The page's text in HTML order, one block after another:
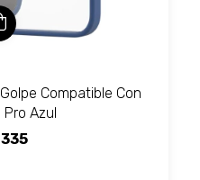
Compatible Con
Pro Azul